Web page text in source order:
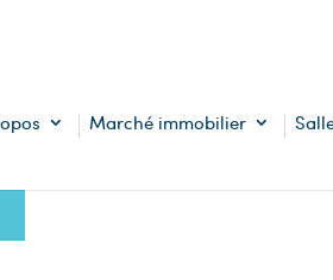
Marché immobilier